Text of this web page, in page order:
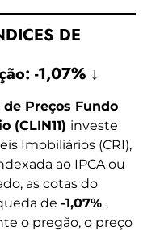
DE
-1,07% ↓
Preços Fundo
(CLIN11) investe
Imobiliários (CRI),
ao IPCA ou
as cotas do
de -1,07% ,
o pregão, o preço